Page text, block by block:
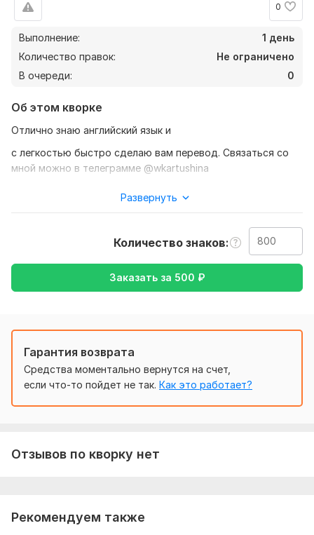
0
Выполнение:
1 день
Количество правок:
Не ограничено
В очереди:
0
Об этом кворке
Отлично знаю английский язык и
с легкостью быстро сделаю вам перевод. Связаться со
мной можно в телеграмме @wkartushina
переводить. И уточнение на какой язык нужно перевести
ваш текст. Например: с русского на английский или с
Красота и мода,Недвижимость,
путешествия,Хобби и увлечения,Юридическая
с Русского на Английский
Объем услуги в кворке: 800 знаков
Развернуть
Количество знаков
Заказать за 500 ₽
Гарантия возврата
Средства моментально вернутся на счет,
если что-то пойдет не так. Как это работает?
Отзывов по кворку нет
Рекомендуем также